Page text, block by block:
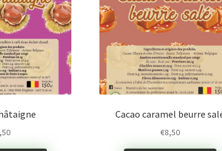
Cacao caramel beurre
€8,50